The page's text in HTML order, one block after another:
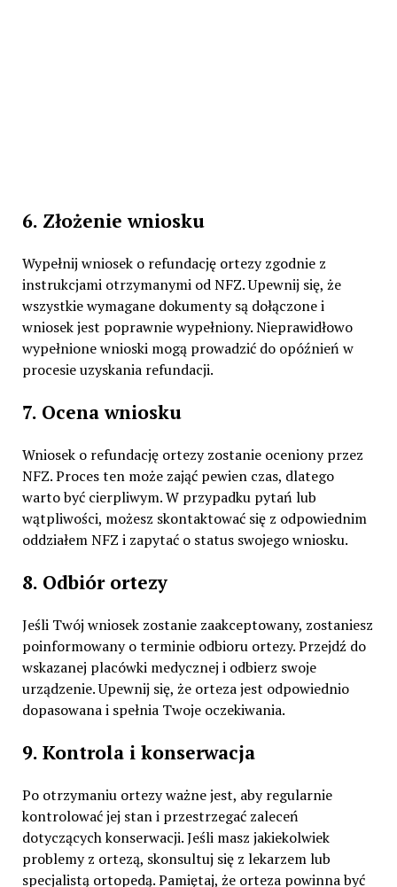
6. Złożenie wniosku
Wypełnij wniosek o refundację ortezy zgodnie z
instrukcjami otrzymanymi od NFZ. Upewnij się, że
wszystkie wymagane dokumenty są dołączone i
wniosek jest poprawnie wypełniony. Nieprawidłowo
wypełnione wnioski mogą prowadzić do opóźnień w
procesie uzyskania refundacji.
7. Ocena wniosku
Wniosek o refundację ortezy zostanie oceniony przez
NFZ. Proces ten może zająć pewien czas, dlatego
warto być cierpliwym. W przypadku pytań lub
wątpliwości, możesz skontaktować się z odpowiednim
oddziałem NFZ i zapytać o status swojego wniosku.
8. Odbiór ortezy
Jeśli Twój wniosek zostanie zaakceptowany, zostaniesz
poinformowany o terminie odbioru ortezy. Przejdź do
wskazanej placówki medycznej i odbierz swoje
urządzenie. Upewnij się, że orteza jest odpowiednio
dopasowana i spełnia Twoje oczekiwania.
9. Kontrola i konserwacja
Po otrzymaniu ortezy ważne jest, aby regularnie
kontrolować jej stan i przestrzegać zaleceń
dotyczących konserwacji. Jeśli masz jakiekolwiek
problemy z ortezą, skonsultuj się z lekarzem lub
specjalistą ortopedą. Pamiętaj, że orteza powinna być